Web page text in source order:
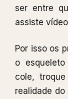
ser entre
assiste
Por isso os
o
cole,
realidade